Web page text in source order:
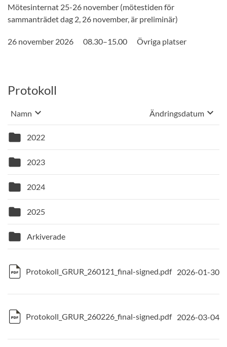
Mötesinternat 25-26 november (mötestiden för
sammanträdet dag 2, 26 november, är preliminär)
26 november 2026 08.30–15.00 Övriga platser
Protokoll
Sortera på
Namn
, Vald sortering: stigande
keyboard_arrow_down Sortera på
Ändringsdatum
, Vald
keyboard_arrow_down
folder 2022
folder 2023
folder 2024
folder 2025
folder Arkiverade
Protokoll_GRUR_260121_final-signed.pdf 2026-01-30
Protokoll_GRUR_260226_final-signed.pdf 2026-03-04